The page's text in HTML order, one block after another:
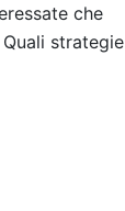
che
strategie